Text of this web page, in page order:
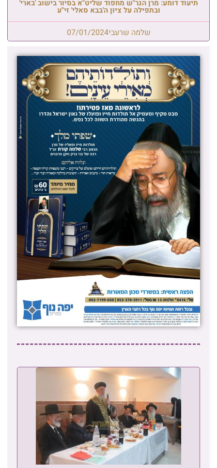
תיעוד דומע: מרן הגר"ש מחפוד שליט"א בסיור בישוב 'בארי'
ובתפילה על ציון ה'בבא סאלי' זי"ע
שלמה שרעבי07/01/2024